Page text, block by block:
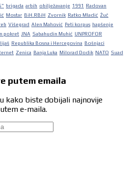
brigada arbih obilježavanje 1991
Radovan
Mostar BiH.RBiH Zvornik Ratko Mladić Žuč
Višegrad Alen Mahović Peti korpus hapšenje
pokret JNA Sabahudin Muhić UNPROFOR
Republika Bosna i Hercegovina Bošnjaci
Zenica Banja Luka Milorad Dodik NATO Suad
putem emaila
kako biste dobijali najnovije
e-maila.